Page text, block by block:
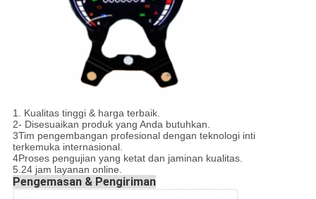
1. Kualitas tinggi & harga terbaik.
2- Disesuaikan produk yang Anda butuhkan.
3Tim pengembangan profesional dengan teknologi inti
terkemuka internasional.
4Proses pengujian yang ketat dan jaminan kualitas.
5.24 jam layanan online.
Pengemasan & Pengiriman